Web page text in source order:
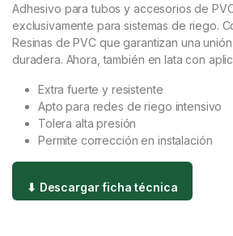
Adhesivo para tubos y accesorios de
exclusivamente para sistemas de riego.
Resinas de PVC que garantizan una
duradera. Ahora, también en lata con
Extra fuerte y resistente
Apto para redes de riego intensivo
Tolera alta presión
Permite corrección en instalación
⬇ Descargar ficha técnica